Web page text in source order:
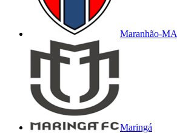
Maranhão-MA
Maringá